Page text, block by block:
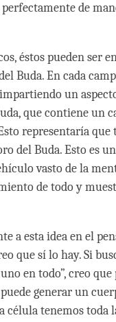
de
éstos pueden ser
Buda. En cada
un
que contiene un
representaría que
del Buda. Esto es
vasto de la
de todo y
a esta idea en el
que sí lo hay. Si
en todo”, creo que
generar un
célula tenemos